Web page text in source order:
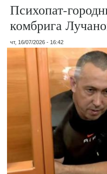
Психопат-
комбрига
чт, 16/07/2026 - 16:42